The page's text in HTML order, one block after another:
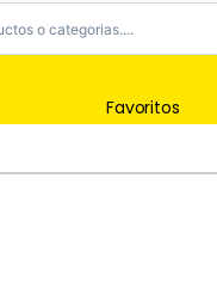
Favoritos